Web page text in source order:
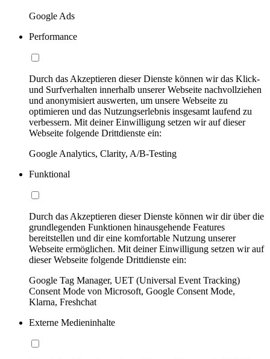
Google Ads
Performance
Durch das Akzeptieren dieser Dienste können wir das Klick-
und Surfverhalten innerhalb unserer Webseite nachvollziehen
und anonymisiert auswerten, um unsere Webseite zu
optimieren und das Nutzungserlebnis insgesamt laufend zu
verbessern. Mit deiner Einwilligung setzen wir auf dieser
Webseite folgende Drittdienste ein:
Google Analytics, Clarity, A/B-Testing
Funktional
Durch das Akzeptieren dieser Dienste können wir dir über die
grundlegenden Funktionen hinausgehende Features
bereitstellen und dir eine komfortable Nutzung unserer
Webseite ermöglichen. Mit deiner Einwilligung setzen wir auf
dieser Webseite folgende Drittdienste ein:
Google Tag Manager, UET (Universal Event Tracking)
Consent Mode von Microsoft, Google Consent Mode,
Klarna, Freshchat
Externe Medieninhalte